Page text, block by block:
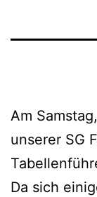
Am
unserer SG
Da sich